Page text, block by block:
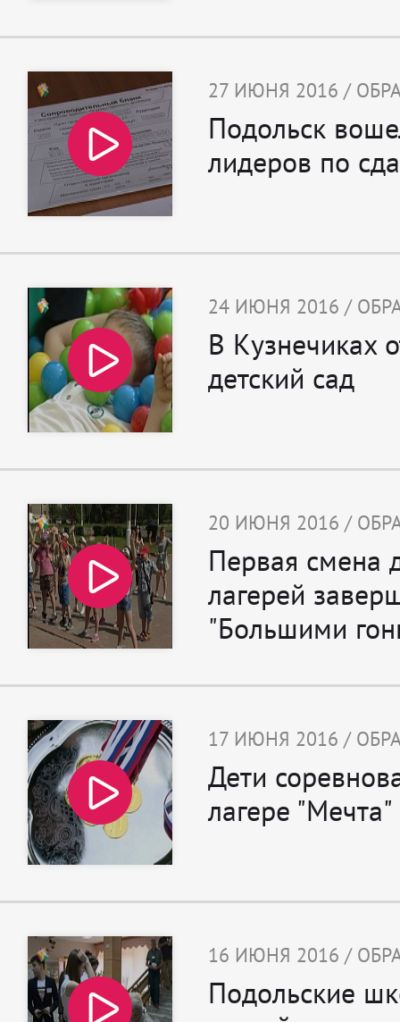
27 ИЮНЯ 2016 /
Подольск
лидеров по
24 ИЮНЯ 2016 /
В Кузнечиках
детский сад
20 ИЮНЯ 2016 /
Первая смена
лагерей
"Большими
17 ИЮНЯ 2016 /
Дети
лагере "Мечта"
16 ИЮНЯ 2016 /
Подольские